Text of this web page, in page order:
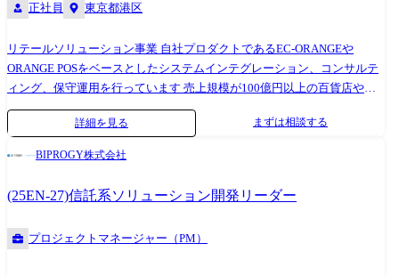
ル:Swagger、Storybook ・開発手法:アジャイル、スクラム、ウォーター
実績を誇り、単なるEC開発だけではない複合的な大規模案件を豊富に抱
えています. 実績例 ・某大手不動産会社のテナント企業向け会員制施
設・サービスの予約、決済システムの開発・リリース ・某大手商業施設
でのRFIDの商用化プロジェクト ・EC売上だけで100億をこえるお客様か
らの、カートイン2,000回/秒を超える大規模ECサイト構築 ・空港での海
外用Wi-Fiルーターピックアップ用IoTロッカー ・某大手小売チェーンの
ンなどの非公開事例も多数ございます. 詳細は導入事例(https://client.s-
cubism.com/)からご確認ください.
正社員 東京都港区
リテールソリューション事業 自社プロダクトであるEC-ORANGEや
ORANGE POSをベースとしたシステムインテグレーション、コンサルテ
ィング、保守運用を行っています 売上規模が100億円以上の百貨店や小
売専門店などがクライアントとなります (不動産事業者、総合商社といっ
たお客様と巨大複合ビルのQRゲート含めた館内システムや、ショッピン
グモールとECのRFID連携など、OMO実現に向けた案件実績あり) 事
らいずれかをお任せします。 ・バックエンド開発(Java、Spring Boot) ・
各工程における顧客折衝や外部ベンダー管理 ・AWSなどのクラウド基盤
構築 ・AWSの新サービスや新しい技術スタックの調査・検証 ・システム
開発に伴う手動作業の自動化 ・CI/CDを使ったクラウド上での構築 ・コ
詳細を見る まずは相談する
BIPROGY株式会社
(25EN-27)信託系ソリューション開発リーダー
プロジェクトマネージャー（PM）